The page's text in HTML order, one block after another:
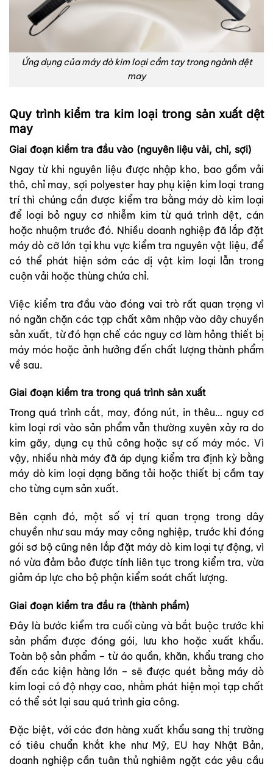
Ứng dụng của máy dò kim loại cầm tay trong ngành dệt
may
Quy trình kiểm tra kim loại trong sản xuất dệt
may
Giai đoạn kiểm tra đầu vào (nguyên liệu vải, chỉ, sợi)
Ngay từ khi nguyên liệu được nhập kho, bao gồm vải
thô, chỉ may, sợi polyester hay phụ kiện kim loại trang
trí thì chúng cần được kiểm tra bằng máy dò kim loại
để loại bỏ nguy cơ nhiễm kim từ quá trình dệt, cán
hoặc nhuộm trước đó. Nhiều doanh nghiệp đã lắp đặt
máy dò cỡ lớn tại khu vực kiểm tra nguyên vật liệu, để
có thể phát hiện sớm các dị vật kim loại lẫn trong
cuộn vải hoặc thùng chứa chỉ.
Việc kiểm tra đầu vào đóng vai trò rất quan trọng vì
nó ngăn chặn các tạp chất xâm nhập vào dây chuyền
sản xuất, từ đó hạn chế các nguy cơ làm hỏng thiết bị
máy móc hoặc ảnh hưởng đến chất lượng thành phẩm
về sau.
Giai đoạn kiểm tra trong quá trình sản xuất
Trong quá trình cắt, may, đóng nút, in thêu… nguy cơ
kim loại rơi vào sản phẩm vẫn thường xuyên xảy ra do
kim gãy, dụng cụ thủ công hoặc sự cố máy móc. Vì
vậy, nhiều nhà máy đã áp dụng kiểm tra định kỳ bằng
máy dò kim loại dạng băng tải hoặc thiết bị cầm tay
cho từng cụm sản xuất.
Bên cạnh đó, một số vị trí quan trọng trong dây
chuyền như sau máy may công nghiệp, trước khi đóng
gói sơ bộ cũng nên lắp đặt máy dò kim loại tự động, vì
nó vừa đảm bảo được tính liên tục trong kiểm tra, vừa
giảm áp lực cho bộ phận kiểm soát chất lượng.
Giai đoạn kiểm tra đầu ra (thành phẩm)
Đây là bước kiểm tra cuối cùng và bắt buộc trước khi
sản phẩm được đóng gói, lưu kho hoặc xuất khẩu.
Toàn bộ sản phẩm – từ áo quần, khăn, khẩu trang cho
đến các kiện hàng lớn – sẽ được quét bằng máy dò
kim loại có độ nhạy cao, nhằm phát hiện mọi tạp chất
có thể sót lại sau quá trình gia công.
Đặc biệt, với các đơn hàng xuất khẩu sang thị trường
có tiêu chuẩn khắt khe như Mỹ, EU hay Nhật Bản,
doanh nghiệp cần tuân thủ nghiêm ngặt các yêu cầu